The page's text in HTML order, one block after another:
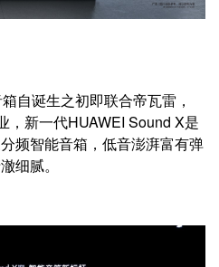
自诞生之初即联合帝瓦雷，
，新一代HUAWEI Sound X是
频智能音箱，低音澎湃富有弹
细腻。